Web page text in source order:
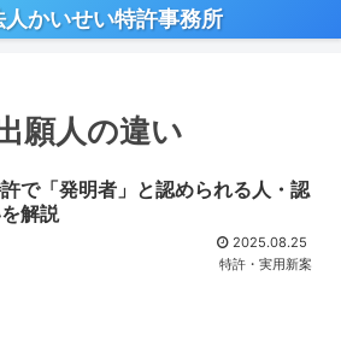
人かいせい特許事務所
願人の違い
で「発明者」と認められる人・認
解説
2025.08.25
特許・実用新案